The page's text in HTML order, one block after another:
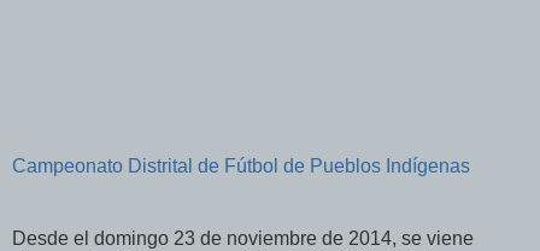
Campeonato Distrital de Fútbol de Pueblos Indígenas
Desde el domingo 23 de noviembre de 2014, se viene